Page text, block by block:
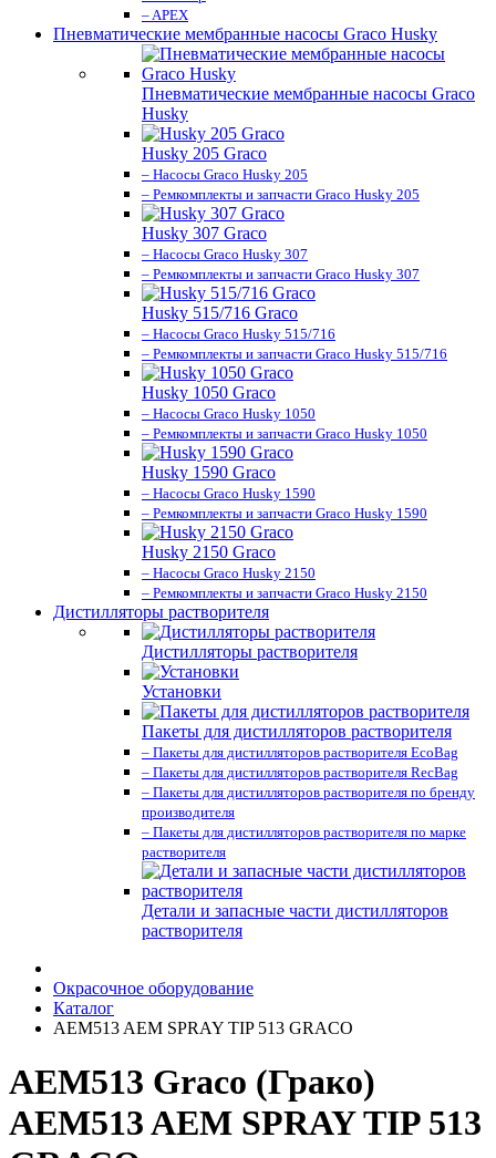
– APEX
Пневматические мембранные насосы Graco Husky
Пневматические мембранные насосы Graco
Husky
Husky 205 Graco
– Насосы Graco Husky 205
– Ремкомплекты и запчасти Graco Husky 205
Husky 307 Graco
– Насосы Graco Husky 307
– Ремкомплекты и запчасти Graco Husky 307
Husky 515/716 Graco
– Насосы Graco Husky 515/716
– Ремкомплекты и запчасти Graco Husky 515/716
Husky 1050 Graco
– Насосы Graco Husky 1050
– Ремкомплекты и запчасти Graco Husky 1050
Husky 1590 Graco
– Насосы Graco Husky 1590
– Ремкомплекты и запчасти Graco Husky 1590
Husky 2150 Graco
– Насосы Graco Husky 2150
– Ремкомплекты и запчасти Graco Husky 2150
Дистилляторы растворителя
Дистилляторы растворителя
Установки
Пакеты для дистилляторов растворителя
– Пакеты для дистилляторов растворителя EcoBag
– Пакеты для дистилляторов растворителя RecBag
– Пакеты для дистилляторов растворителя по бренду
производителя
– Пакеты для дистилляторов растворителя по марке
растворителя
Детали и запасные части дистилляторов
растворителя
Окрасочное оборудование
Каталог
AEM513 AEM SPRAY TIP 513 GRACO
AEM513 Graco (Грако)
AEM513 AEM SPRAY TIP 513